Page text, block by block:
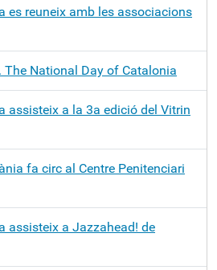
es reuneix amb les associacions
The National Day of Catalonia
assisteix a la 3a edició del Vitrin
fa circ al Centre Penitenciari
assisteix a Jazzahead! de